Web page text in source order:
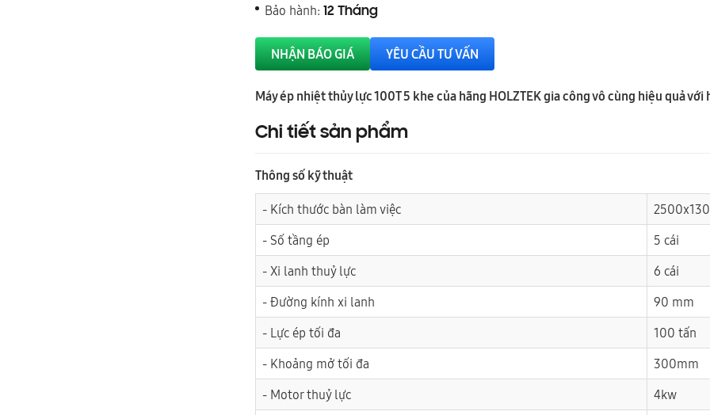
Bảo hành: 12 Tháng
NHẬN BÁO GIÁ YÊU CẦU TƯ VẤN
Máy ép nhiệt thủy lực 100T 5 khe của hãng HOLZTEK gia công vô cùng hiệu quả
Chi tiết sản phẩm
Thông số kỹ thuật
- Kích thước bàn làm việc
- Số tầng ép
5 cái
- Xi lanh thuỷ lực
6 cái
- Đường kính xi lanh
90 mm
- Lực ép tối đa
100 tấn
- Khoảng mở tối đa
300mm
- Motor thuỷ lực
4kw